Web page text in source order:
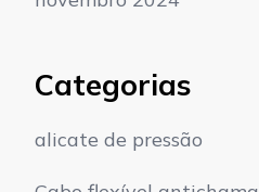
Categorias
alicate de pressão